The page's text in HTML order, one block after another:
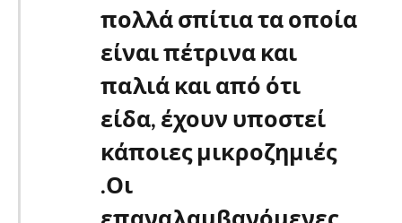
πολλά σπίτια τα οποία
είναι πέτρινα και
παλιά και από ότι
είδα, έχουν υποστεί
κάποιες μικροζημιές
.Οι
επαναλαμβανόμενες